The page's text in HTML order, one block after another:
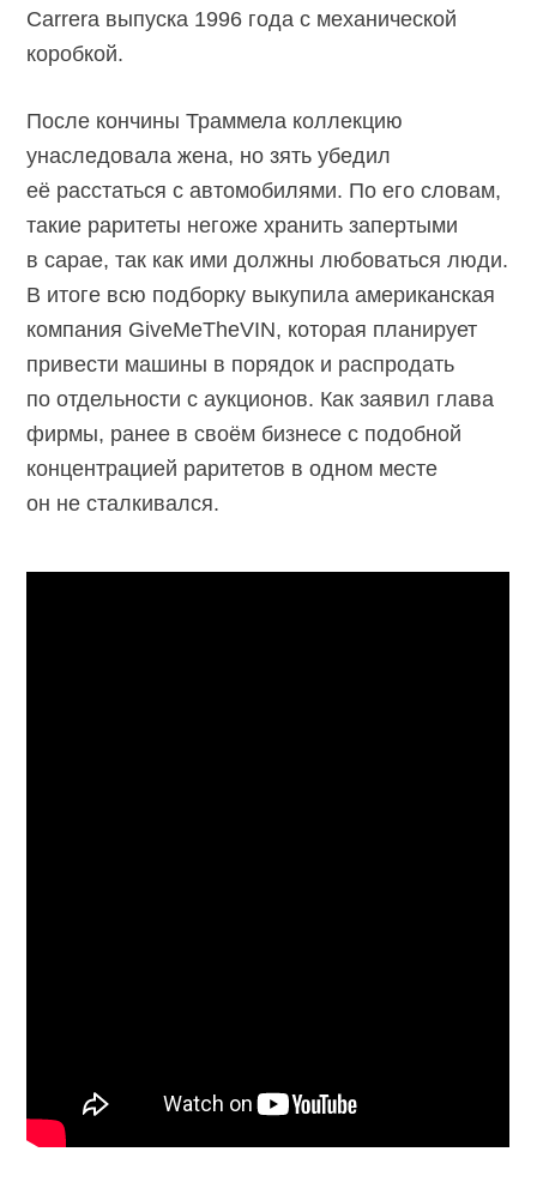
Carrera выпуска 1996 года с механической
коробкой.
После кончины Траммела коллекцию
унаследовала жена, но зять убедил
её расстаться с автомобилями. По его словам,
такие раритеты негоже хранить запертыми
в сарае, так как ими должны любоваться люди.
В итоге всю подборку выкупила американская
компания GiveMeTheVIN, которая планирует
привести машины в порядок и распродать
по отдельности с аукционов. Как заявил глава
фирмы, ранее в своём бизнесе с подобной
концентрацией раритетов в одном месте
он не сталкивался.